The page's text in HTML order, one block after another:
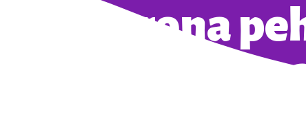
Korona